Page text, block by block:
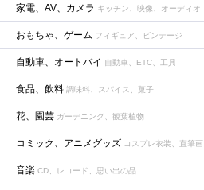
家電、AV、カメラ キッチン、映像、オーディオ
おもちゃ、ゲーム フィギュア、ビンテージ
自動車、オートバイ 自動車、ETC、工具
食品、飲料 調味料、スパイス、菓子
花、園芸 ガーデニング、観葉植物
コミック、アニメグッズ コスプレ衣装、直筆画
音楽 CD、レコード、思い出の品